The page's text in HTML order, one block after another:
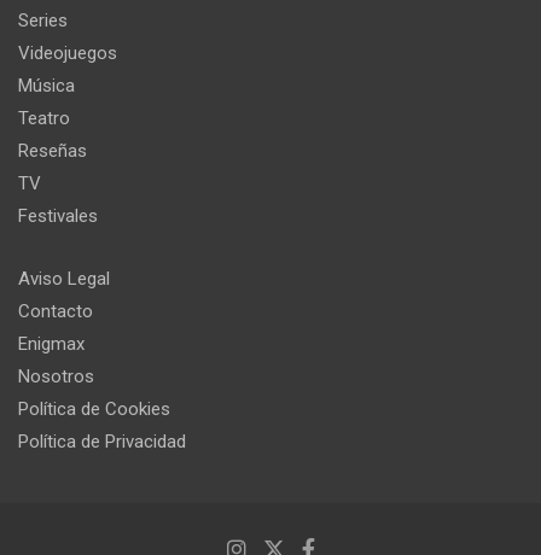
Series
Videojuegos
Música
Teatro
Reseñas
TV
Festivales
Aviso Legal
Contacto
Enigmax
Nosotros
Política de Cookies
Política de Privacidad